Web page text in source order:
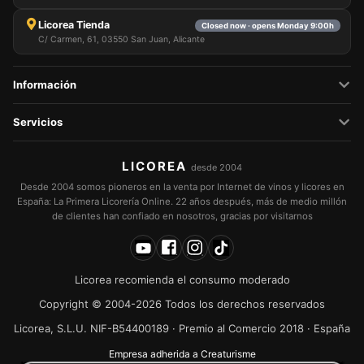
Licorea Tienda Closed now · opens Monday 9:00h
C/ Carmen, 61, 03550 San Juan, Alicante
Información
Servicios
LICOREA desde 2004
Desde 2004 somos pioneros en la venta por Internet de vinos y licores en
España: La Primera Licorería Online. 22 años después, más de medio millón
de clientes han confiado en nosotros, gracias por visitarnos
Licorea recomienda el consumo moderado
Copyright © 2004-2026 Todos los derechos reservados
Licorea, S.L.U. NIF-B54400189 · Premio al Comercio 2018 · España
Empresa adherida a Creaturisme